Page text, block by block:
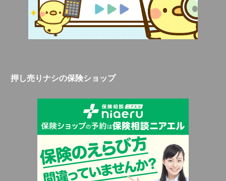
押し売りナシの保険ショップ